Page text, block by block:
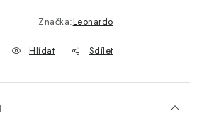
Značka:Leonardo
Hlídat Sdílet